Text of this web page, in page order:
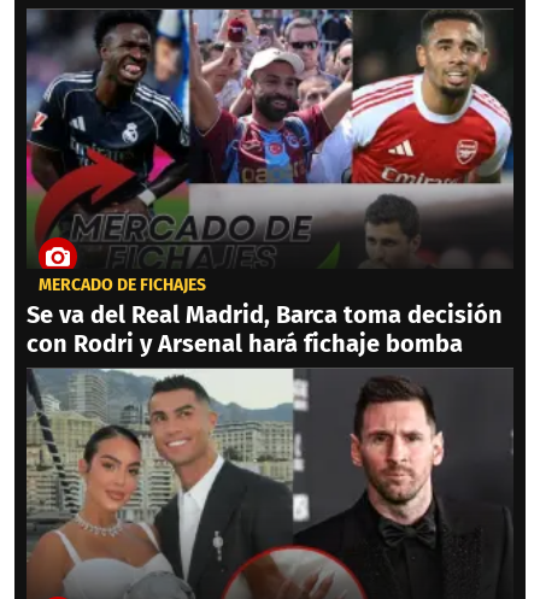
MERCADO DE FICHAJES
Se va del Real Madrid, Barca toma decisión
con Rodri y Arsenal hará fichaje bomba